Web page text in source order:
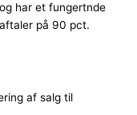
har et fungertnde
på 90 pct.
af salg til